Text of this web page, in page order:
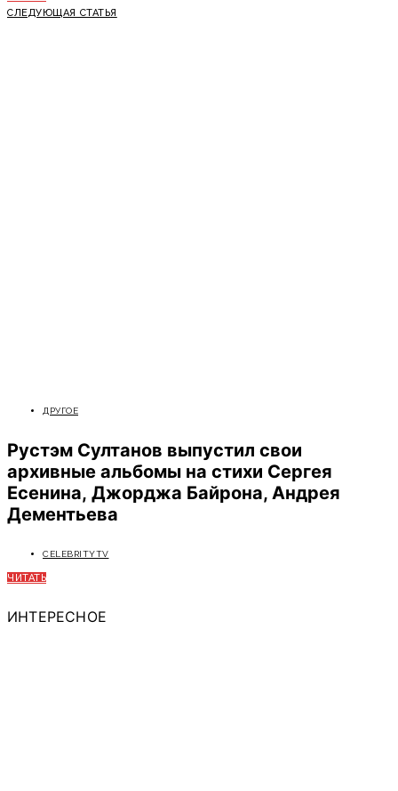
СЛЕДУЮЩАЯ СТАТЬЯ
ДРУГОЕ
Рустэм Султанов выпустил свои
архивные альбомы на стихи Сергея
Есенина, Джорджа Байрона, Андрея
Дементьева
CELEBRITYTV
ЧИТАТЬ
ИНТЕРЕСНОЕ